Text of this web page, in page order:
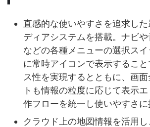
直感的な使いやすさを追求し
ディアシステムを搭載。ナビ
などの各種メニューの選択ス
に常時アイコンで表示するこ
ス性を実現するとともに、画
トも情報の粒度に応じて表示
作フローを統一し使いやすさに
クラウド上の地図情報を活用